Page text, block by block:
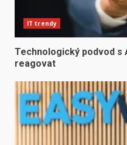
IT trendy
Technologický podvod s
reagovat